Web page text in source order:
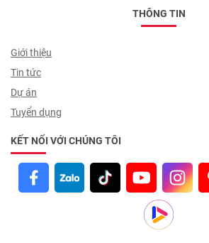
THÔNG TIN
Giới thiệu
Tin tức
Dự án
Tuyển dụng
KẾT NỐI VỚI CHÚNG TÔI